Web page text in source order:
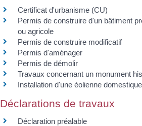
Certificat d'urbanisme (CU)
Permis de construire d'un bâtiment
ou agricole
Permis de construire modificatif
Permis d'aménager
Permis de démolir
Travaux concernant un monument
Installation d'une éolienne
Déclarations de travaux
Déclaration préalable